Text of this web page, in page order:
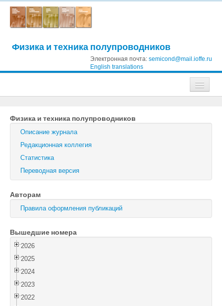
Физика и техника полупроводников
Электронная почта: semicond@mail.ioffe.ru
English translations
Журнал технической физики
Письма в Журнал технической физики
Физика твердого тела
Физика и техника полупроводников
Оптика и спектроскопия
Поиск
Войти
Физика и техника полупроводников
Описание журнала
Редакционная коллегия
Статистика
Переводная версия
Авторам
Правила оформления публикаций
Вышедшие номера
2026
2025
2024
2023
2022